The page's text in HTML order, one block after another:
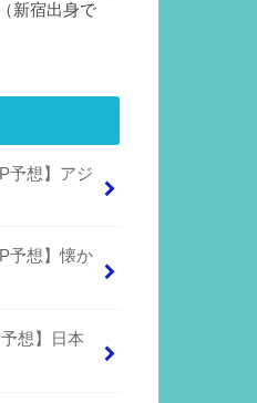
新宿出身で
予想】アジ
予想】懐か
想】日本